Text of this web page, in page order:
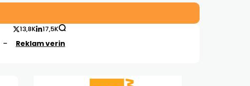
– Reklam verin
13,8K 17,5K